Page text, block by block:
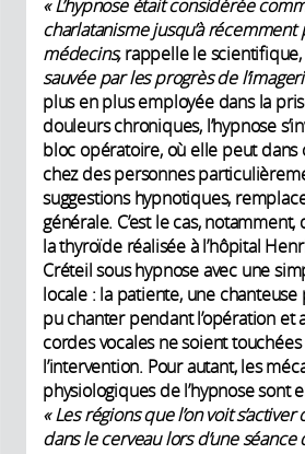
« L’hypnose était considérée
charlatanisme jusqu’à
médecins,rappelle le scientifique,
sauvée par les progrès de
plus en plus employée dans la
douleurs chroniques, l’hypnose
bloc opératoire, où elle peut dans
chez des personnes
suggestions hypnotiques,
générale. C’est le cas,
la thyroïde réalisée à l’hôpital
Créteil sous hypnose avec une
locale : la patiente, une
pu chanter pendant l’opération et
cordes vocales ne soient
l’intervention. Pour autant, les
physiologiques de l’hypnose sont
« Les régions que l’on voit
dans le cerveau lors d’une séance